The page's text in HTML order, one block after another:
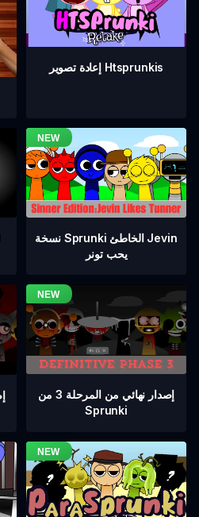
إعادة تصوير Htsprunkis
نسخة Sprunki الخاطئ Jevin
يحب تونر
إصدار نهائي من المرحلة 3 من
Sprunki